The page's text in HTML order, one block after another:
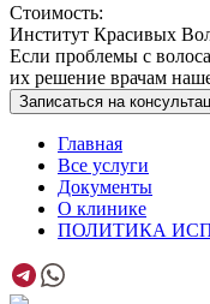
Стоимость:
Институт Красивых
Если проблемы с
их решение врачам
Записаться на
Главная
Все услуги
Документы
О клинике
ПОЛИТИКА